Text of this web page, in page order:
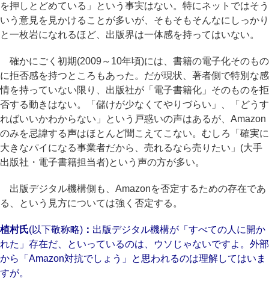
を押しとどめている」という事実はない。特にネットではそう
いう意見を見かけることが多いが、そもそもそんなにしっかり
と一枚岩になれるほど、出版界は一体感を持ってはいない。
確かにごく初期(2009～10年頃)には、書籍の電子化そのもの
に拒否感を持つところもあった。だが現状、著者側で特別な感
情を持っていない限り、出版社が「電子書籍化」そのものを拒
否する動きはない。「儲けが少なくてやりづらい」、「どうす
ればいいかわからない」という戸惑いの声はあるが、Amazon
のみを忌諱する声はほとんど聞こえてこない。むしろ「確実に
大きなパイになる事業者だから、売れるなら売りたい」(大手
出版社・電子書籍担当者)という声の方が多い。
出版デジタル機構側も、Amazonを否定するための存在であ
る、という見方については強く否定する。
植村氏(以下敬称略)： 出版デジタル機構が「すべての人に開か
れた」存在だ、といっているのは、ウソじゃないですよ。外部
から「Amazon対抗でしょう」と思われるのは理解してはいま
すが。